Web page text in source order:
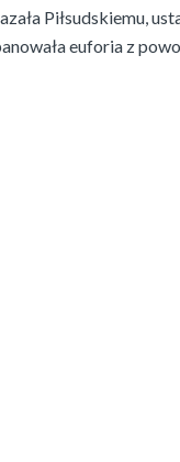
Piłsudskiemu,
euforia z